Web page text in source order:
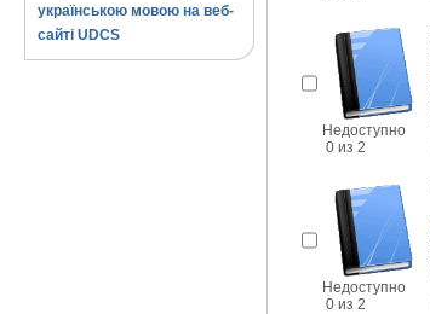
українською мовою на веб-
сайті UDCS
Недоступно
0 из 2
Недоступно
0 из 2